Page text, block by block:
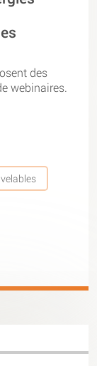
des
webinaires.